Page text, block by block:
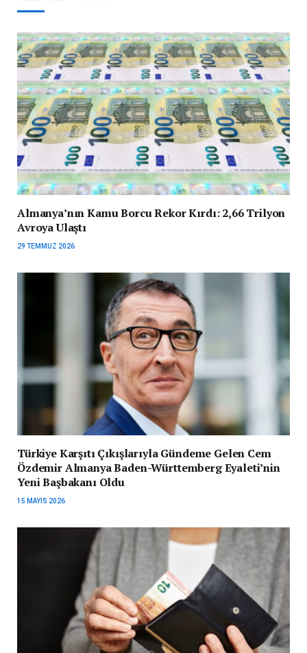
Almanya’nın Kamu Borcu Rekor Kırdı: 2,66 Trilyon
Avroya Ulaştı
29 TEMMUZ 2026
Türkiye Karşıtı Çıkışlarıyla Gündeme Gelen Cem
Özdemir Almanya Baden-Württemberg Eyaleti’nin
Yeni Başbakanı Oldu
15 MAYIS 2026